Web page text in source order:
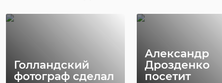
Голландский
фотограф сделал
Александр
Дрозденко
посетит